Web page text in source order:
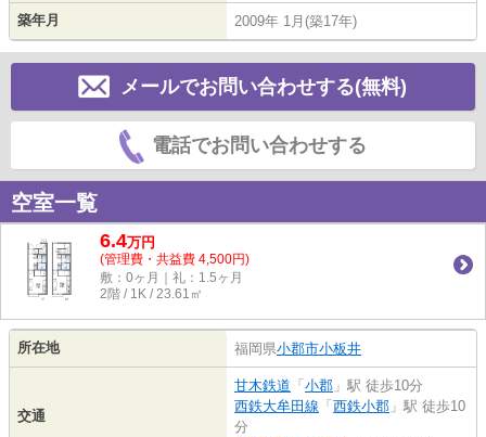
築年月 2009年 1月(築17年)
メールでお問い合わせする(無料)
電話でお問い合わせする
空室一覧
6.4万円
(管理費・共益費 4,500円)
敷：0ヶ月｜礼：1.5ヶ月
2階 / 1K / 23.61㎡
所在地 福岡県小郡市小板井
交通
甘木鉄道 「 小郡 」駅 徒歩10分
西鉄大牟田線 「 西鉄小郡 」駅 徒歩10
分